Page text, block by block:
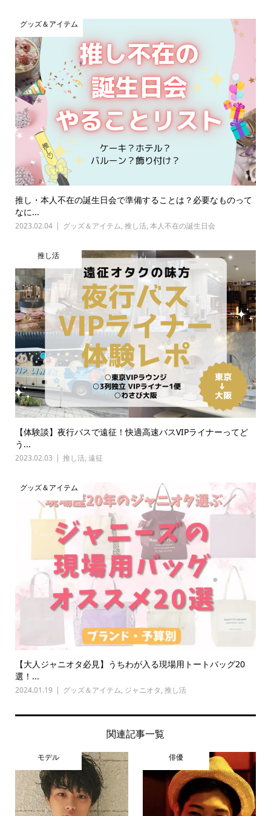
グッズ＆アイテム
推し・本人不在の誕生日会で準備することは？必要なものって
なに...
2023.02.04 グッズ＆アイテム, 推し活, 本人不在の誕生日会
推し活
【体験談】夜行バスで遠征！快適高速バスVIPライナーってど
う...
2023.02.03 推し活, 遠征
グッズ＆アイテム
【大人ジャニオタ必見】うちわが入る現場用トートバッグ20
選！...
2024.01.19 グッズ＆アイテム, ジャニオタ, 推し活
関連記事一覧
モデル 俳優